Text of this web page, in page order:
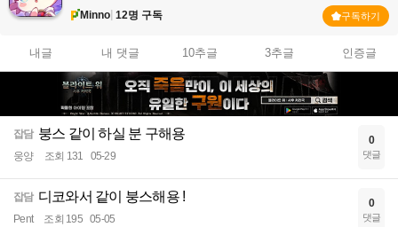
Minno 12명 구독 구독하기
내글 내 댓글 10추글 3추글 인증글
잡담 붕스 같이 하실 분 구해용
웅양 조회 131 05-29
0
댓글
잡담 디코와서 같이 붕스해용 !
Pent 조회 195 05-05
0
댓글